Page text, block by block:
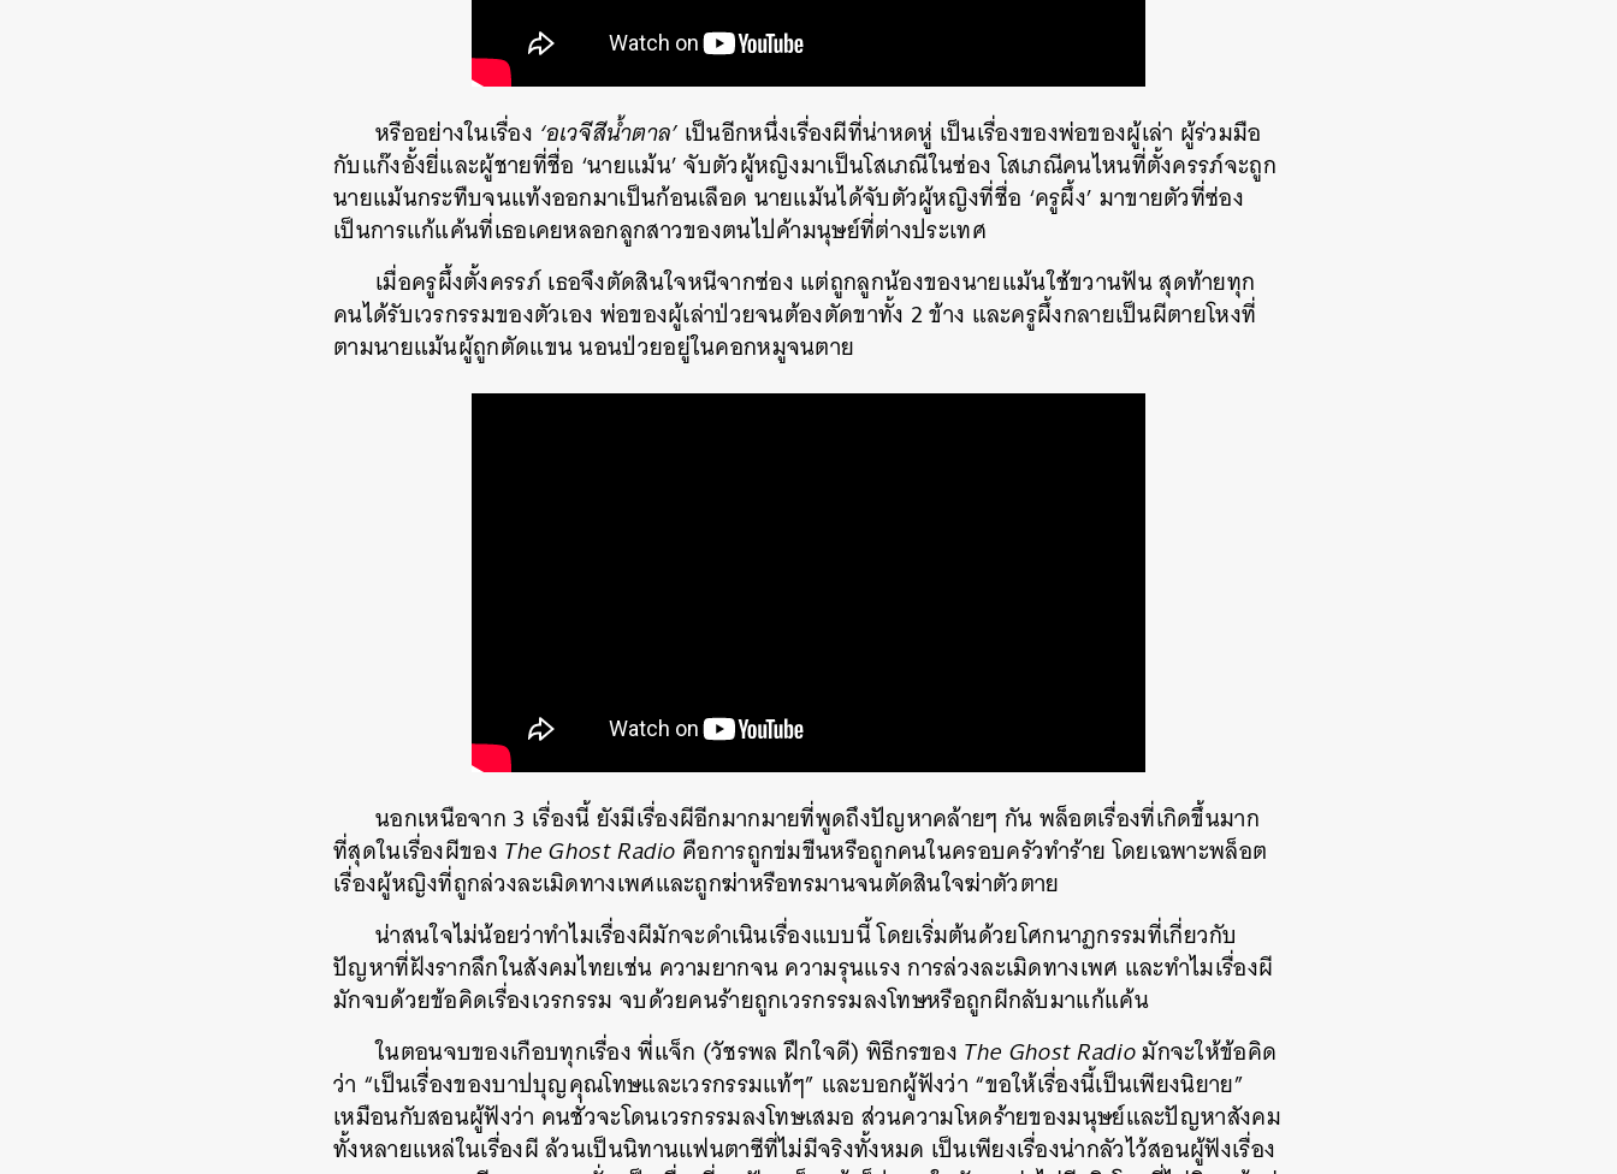
หรืออย่างในเรื่อง ‘อเวจีสีน้ำตาล’ เป็นอีกหนึ่งเรื่องผีที่น่าหดหู่ เป็นเรื่องของพ่อของผู้เล่า ผู้ร่วมมือ
กับแก๊งอั้งยี่และผู้ชายที่ชื่อ ‘นายแม้น’ จับตัวผู้หญิงมาเป็นโสเภณีในซ่อง โสเภณีคนไหนที่ตั้งครรภ์จะถูก
นายแม้นกระทืบจนแท้งออกมาเป็นก้อนเลือด นายแม้นได้จับตัวผู้หญิงที่ชื่อ ‘ครูผึ้ง’ มาขายตัวที่ซ่อง
เป็นการแก้แค้นที่เธอเคยหลอกลูกสาวของตนไปค้ามนุษย์​ที่ต่างประเทศ​
เมื่อครูผึ้งตั้งครรภ์ เธอจึงตัดสินใจหนีจากซ่อง แต่ถูกลูกน้องของนายแม้นใช้ขวานฟัน สุดท้ายทุก
คนได้รับเวรกรรมของตัวเอง พ่อของผู้เล่าป่วยจนต้องตัดขาทั้ง 2 ข้าง และครูผึ้งกลายเป็นผีตายโหงที่
ตามนายแม้นผู้ถูกตัดแขน นอนป่วยอยู่ในคอกหมูจนตาย
นอกเหนือจาก 3 เรื่องนี้ ยังมีเรื่องผีอีกมากมายที่พูดถึงปัญหาคล้ายๆ กัน พล็อตเรื่องที่เกิดขึ้นมาก
ที่สุดในเรื่องผีของ The Ghost Radio คือการถูกข่มขืนหรือถูกคนในครอบครัวทำร้าย โดยเฉพาะพล็อต
เรื่องผู้หญิงที่ถูกล่วงละเมิดทางเพศและถูกฆ่าหรือทรมานจนตัดสินใจฆ่าตัวตาย
น่าสนใจไม่น้อยว่าทำไมเรื่องผีมักจะดำเนินเรื่องแบบนี้ โดยเริ่มต้นด้วยโศกนาฏกรรมที่เกี่ยวกับ
ปัญหาที่ฝังรากลึกในสังคมไทยเช่น ความยากจน ความรุนแรง การล่วงละเมิดทางเพศ และทำไมเรื่องผี
มักจบด้วยข้อคิดเรื่องเวรกรรม จบด้วยคนร้ายถูกเวรกรรมลงโทษหรือถูกผีกลับมาแก้แค้น
ในตอนจบของเกือบทุกเรื่อง พี่แจ็ก (วัชรพล ฝึกใจดี) พิธีกรของ The Ghost Radioมักจะให้ข้อคิด
ว่า “เป็นเรื่องของบาปบุญคุณโทษและเวรกรรมแท้ๆ” และบอกผู้ฟังว่า “ขอให้เรื่องนี้เป็นเพียงนิยาย”
เหมือนกับสอนผู้ฟังว่า คนชั่วจะโดนเวรกรรมลงโทษเสมอ ส่วนความโหดร้ายของมนุษย์​และปัญหาสังคม
ทั้งหลายแหล่ในเรื่องผี ล้วนเป็นนิทานแฟนตาซีที่ไม่มีจริงทั้งหมด เป็นเพียงเรื่องน่ากลัวไว้สอนผู้ฟังเรื่อง